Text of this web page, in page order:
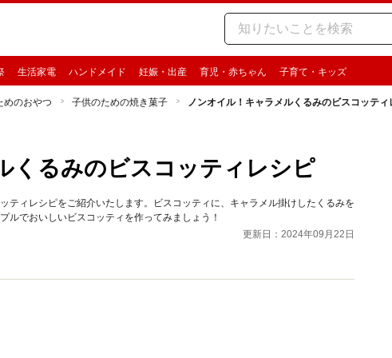
生活家電 ハンドメイド 妊娠・出産 育児・赤ちゃん 子育て・キッズ
めのおやつ 子供のための焼き菓子 ノンオイル！キャラメルくるみのビスコッティ
くるみのビスコッティレシピ
ティレシピをご紹介いたします。ビスコッティに、キャラメル掛けしたくるみを
ルでおいしいビスコッティを作ってみましょう！
更新日：2024年09月22日